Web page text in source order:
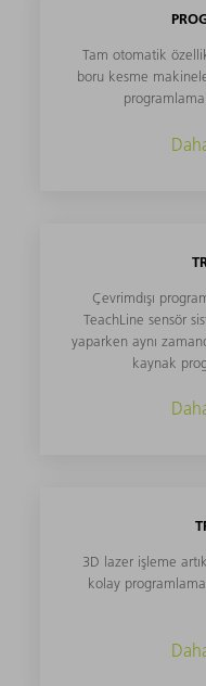
Tam otomatik
boru kesme
Çevrimdışı
TeachLine sensör
yaparken aynı
kaynak
3D lazer işleme
kolay